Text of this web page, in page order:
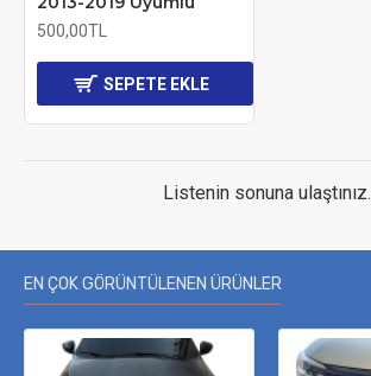
500,00TL
SEPETE EKLE
Listenin sonuna ulaştınız.
EN ÇOK GÖRÜNTÜLENEN ÜRÜNLER